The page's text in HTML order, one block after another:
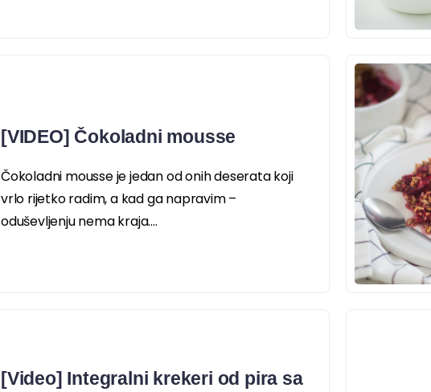
[VIDEO] Čokoladni mousse
Čokoladni mousse je jedan od onih deserata koji
vrlo rijetko radim, a kad ga napravim –
oduševljenju nema kraja....
[Video] Integralni krekeri od pira sa